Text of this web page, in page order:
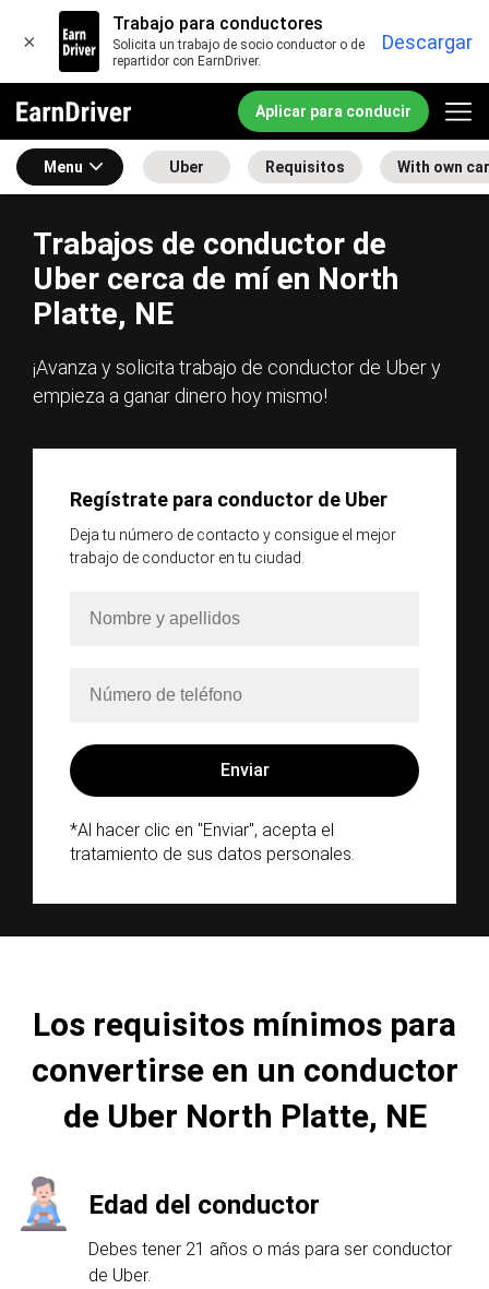
×
Trabajo para conductores
Solicita un trabajo de socio conductor o de
repartidor con EarnDriver.
Descargar
Aplicar para conducir
Menu Uber Requisitos With own car
Trabajos de conductor de
Uber cerca de mí en North
Platte, NE
¡Avanza y solicita trabajo de conductor de Uber y
empieza a ganar dinero hoy mismo!
Regístrate para conductor de Uber
Deja tu número de contacto y consigue el mejor
trabajo de conductor en tu ciudad.
*Al hacer clic en "Enviar", acepta el
tratamiento de sus datos personales.
Los requisitos mínimos para
convertirse en un conductor
de Uber North Platte, NE
Edad del conductor
Debes tener 21 años o más para ser conductor
de Uber.